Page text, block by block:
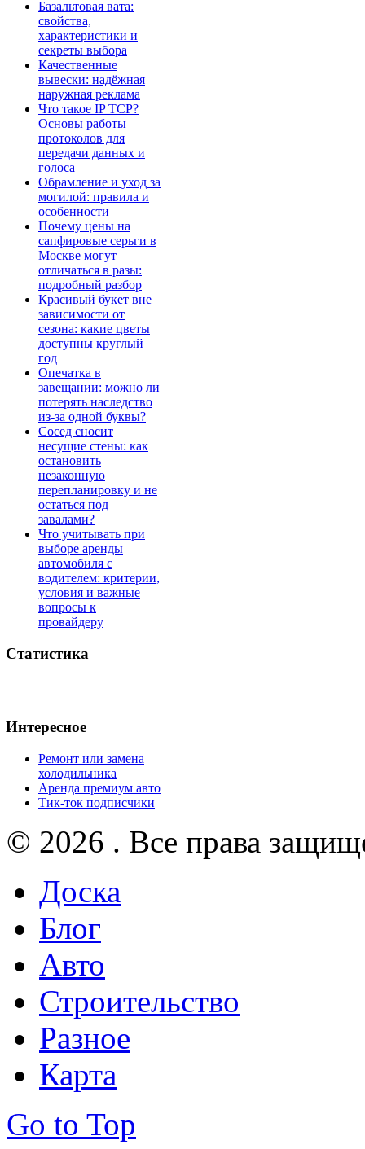
Базальтовая вата:
свойства,
характеристики и
секреты выбора
Качественные
вывески: надёжная
наружная реклама
Что такое IP TCP?
Основы работы
протоколов для
передачи данных и
голоса
Обрамление и уход за
могилой: правила и
особенности
Почему цены на
сапфировые серьги в
Москве могут
отличаться в разы:
подробный разбор
Красивый букет вне
зависимости от
сезона: какие цветы
доступны круглый
год
Опечатка в
завещании: можно ли
потерять наследство
из-за одной буквы?
Сосед сносит
несущие стены: как
остановить
незаконную
перепланировку и не
остаться под
завалами?
Что учитывать при
выборе аренды
автомобиля с
водителем: критерии,
условия и важные
вопросы к
провайдеру
Статистика
Интересное
Ремонт или замена
холодильника
Аренда премиум авто
Тик-ток подписчики
© 2026 . Все права
Доска
Блог
Авто
Строительство
Разное
Карта
Go to Top